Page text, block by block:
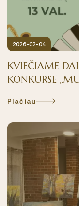
2026-02-04
KVIEČIAME
KONKURSE
Plačiau